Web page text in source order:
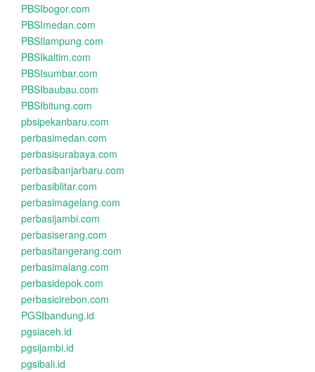
PBSIbogor.com
PBSImedan.com
PBSIlampung.com
PBSIkaltim.com
PBSIsumbar.com
PBSIbaubau.com
PBSIbitung.com
pbsipekanbaru.com
perbasimedan.com
perbasisurabaya.com
perbasibanjarbaru.com
perbasiblitar.com
perbasimagelang.com
perbasijambi.com
perbasiserang.com
perbasitangerang.com
perbasimalang.com
perbasidepok.com
perbasicirebon.com
PGSIbandung.id
pgsiaceh.id
pgsijambi.id
pgsibali.id